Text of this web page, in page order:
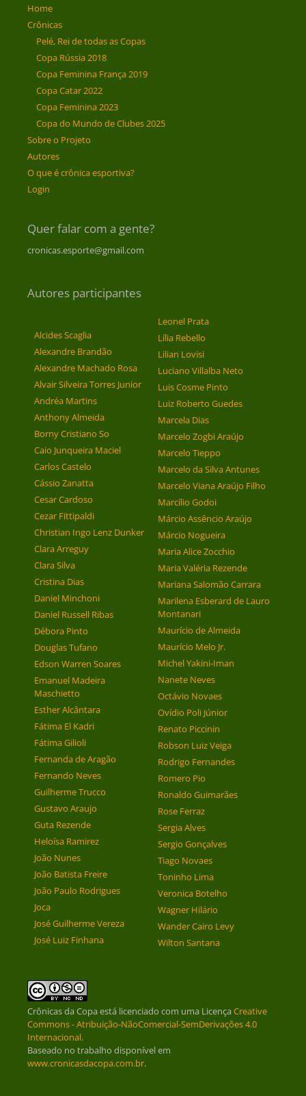
Home
Crônicas
Pelé, Rei de todas as Copas
Copa Rússia 2018
Copa Feminina França 2019
Copa Catar 2022
Copa Feminina 2023
Copa do Mundo de Clubes 2025
Sobre o Projeto
Autores
O que é crônica esportiva?
Login
Quer falar com a gente?
cronicas.esporte@gmail.com
Autores participantes
Alcides Scaglia
Alexandre Brandão
Alexandre Machado Rosa
Alvair Silveira Torres Junior
Andréa Martins
Anthony Almeida
Borny Cristiano So
Caio Junqueira Maciel
Carlos Castelo
Cássio Zanatta
Cesar Cardoso
Cezar Fittipaldi
Christian Ingo Lenz Dunker
Clara Arreguy
Clara Silva
Cristina Dias
Daniel Minchoni
Daniel Russell Ribas
Débora Pinto
Douglas Tufano
Edson Warren Soares
Emanuel Madeira
Maschietto
Esther Alcântara
Fátima El Kadri
Fátima Gilioli
Fernanda de Aragão
Fernando Neves
Guilherme Trucco
Gustavo Araujo
Guta Rezende
Heloísa Ramirez
João Nunes
João Batista Freire
João Paulo Rodrigues
Joca
José Guilherme Vereza
José Luiz Finhana
Leonel Prata
Lília Rebello
Lilian Lovisi
Luciano Villalba Neto
Luis Cosme Pinto
Luiz Roberto Guedes
Marcela Dias
Marcelo Zogbi Araújo
Marcelo Tieppo
Marcelo da Silva Antunes
Marcelo Viana Araújo Filho
Marcílio Godoi
Márcio Assêncio Araújo
Márcio Nogueira
Maria Alice Zocchio
Maria Valéria Rezende
Mariana Salomão Carrara
Marilena Esberard de Lauro
Montanari
Maurício de Almeida
Maurício Melo Jr.
Michel Yakini-Iman
Nanete Neves
Octávio Novaes
Ovídio Poli Júnior
Renato Piccinin
Robson Luiz Veiga
Rodrigo Fernandes
Romero Pio
Ronaldo Guimarães
Rose Ferraz
Sergia Alves
Sergio Gonçalves
Tiago Novaes
Toninho Lima
Veronica Botelho
Wagner Hilário
Wander Cairo Levy
Wilton Santana
Crônicas da Copaestá licenciado com uma LicençaCreative
Commons - Atribuição-NãoComercial-SemDerivações 4.0
Internacional.
Baseado no trabalho disponível em
www.cronicasdacopa.com.br.